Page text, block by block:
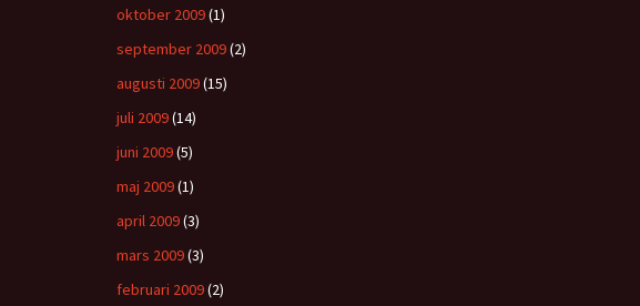
oktober 2009(1)
september 2009(2)
augusti 2009(15)
juli 2009(14)
juni 2009(5)
maj 2009(1)
april 2009(3)
mars 2009(3)
februari 2009(2)